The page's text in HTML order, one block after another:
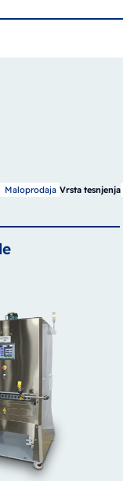
Maloprodaja Vrsta tesnjenja